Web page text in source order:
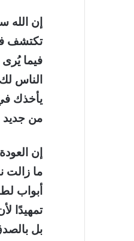
إن الله
تكتشف
فيما
الناس
يأخذك
من جديد
إن
ما زالت
أبواب
تمهيدًا
بل